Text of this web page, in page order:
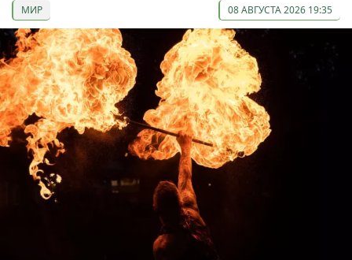
МИР 08 АВГУСТА 2026 19:35